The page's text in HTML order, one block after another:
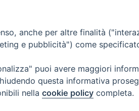
Copia
anche per altre finalità
e pubblicità") come
puoi avere maggiori
questa informativa
nella cookie policy completa.